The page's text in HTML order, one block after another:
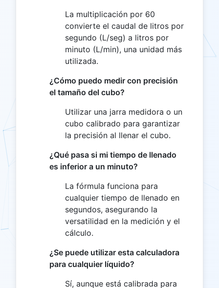
La multiplicación por 60
convierte el caudal de litros por
segundo (L/seg) a litros por
minuto (L/min), una unidad más
utilizada.
¿Cómo puedo medir con precisión
el tamaño del cubo?
Utilizar una jarra medidora o un
cubo calibrado para garantizar
la precisión al llenar el cubo.
¿Qué pasa si mi tiempo de llenado
es inferior a un minuto?
La fórmula funciona para
cualquier tiempo de llenado en
segundos, asegurando la
versatilidad en la medición y el
cálculo.
¿Se puede utilizar esta calculadora
para cualquier líquido?
Sí, aunque está calibrada para